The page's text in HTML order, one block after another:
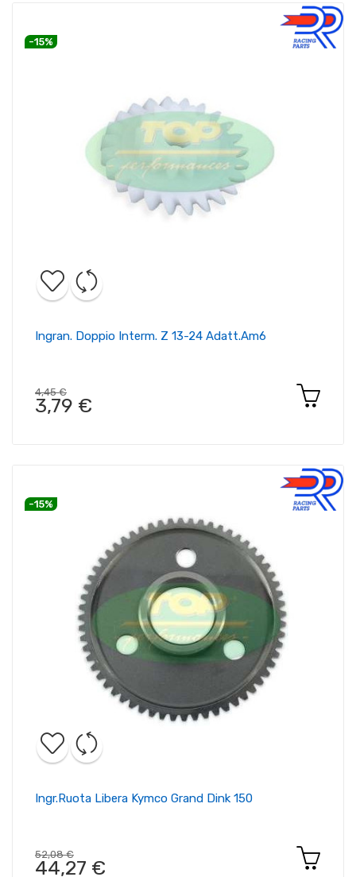
-15%
Ingran. Doppio Interm. Z 13-24 Adatt.am6
4,45 €
3,79 €
-15%
Ingr.ruota Libera Kymco Grand Dink 150
52,08 €
44,27 €